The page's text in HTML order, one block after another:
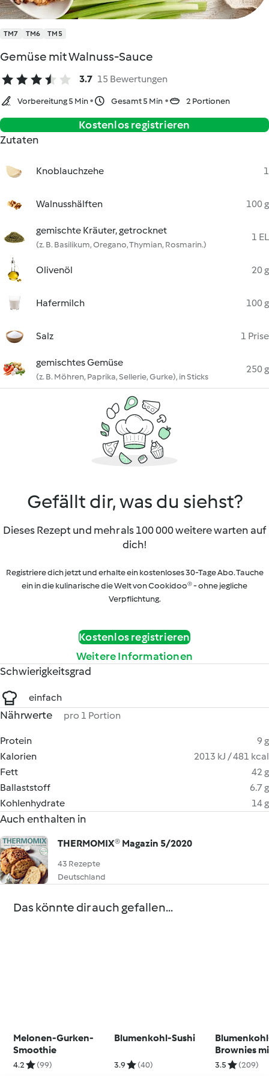
TM7 TM6 TM5
Gemüse mit Walnuss-Sauce
3.7 15 Bewertungen
Vorbereitung 5 Min Gesamt 5 Min 2 Portionen
Kostenlos registrieren
Zutaten
Knoblauchzehe 1
Walnusshälften 100 g
gemischte Kräuter, getrocknet
(z. B. Basilikum, Oregano, Thymian, Rosmarin.)
1 EL
Olivenöl 20 g
Hafermilch 100 g
Salz 1 Prise
gemischtes Gemüse
(z. B. Möhren, Paprika, Sellerie, Gurke), in Sticks
250 g
Gefällt dir, was du siehst?
Dieses Rezept und mehr als 100 000 weitere warten auf
dich!
Registriere dich jetzt und erhalte ein kostenloses 30-Tage Abo. Tauche
ein in die kulinarische die Welt von Cookidoo® - ohne jegliche
Verpflichtung.
Kostenlos registrieren
Weitere Informationen
Schwierigkeitsgrad
einfach
Nährwerte pro 1 Portion
Protein
9 g
Kalorien
2013 kJ / 481 kcal
Fett
42 g
Ballaststoff
6.7 g
Kohlenhydrate
14 g
Auch enthalten in
THERMOMIX® Magazin 5/2020
43 Rezepte
Deutschland
Das könnte dir auch gefallen...
Melonen-Gurken-
Smoothie
4.2 (99)
Blumenkohl-Sushi
3.9 (40)
Brownies
Walnüssen
3.5 (209)